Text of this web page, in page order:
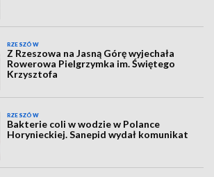
RZESZÓW
Z Rzeszowa na Jasną Górę wyjechała
Rowerowa Pielgrzymka im. Świętego
Krzysztofa
RZESZÓW
Bakterie coli w wodzie w Polance
Horynieckiej. Sanepid wydał komunikat